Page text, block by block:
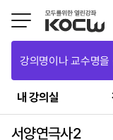
강의명이나 교수명
내 강의실
서양연극사2